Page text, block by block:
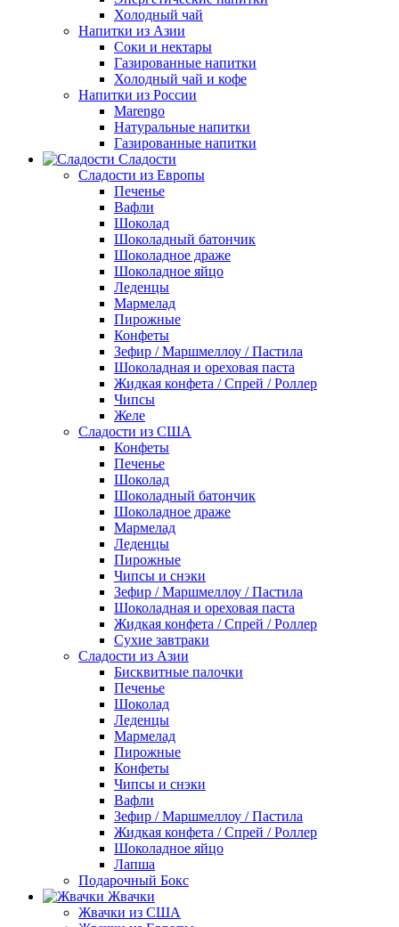
Холодный чай
Напитки из Азии
Соки и нектары
Газированные напитки
Холодный чай и кофе
Напитки из России
Marengo
Натуральные напитки
Газированные напитки
Сладости
Сладости из Европы
Печенье
Вафли
Шоколад
Шоколадный батончик
Шоколадное драже
Шоколадное яйцо
Леденцы
Мармелад
Пирожные
Конфеты
Зефир / Маршмеллоу / Пастила
Шоколадная и ореховая паста
Жидкая конфета / Спрей / Роллер
Чипсы
Желе
Сладости из США
Конфеты
Печенье
Шоколад
Шоколадный батончик
Шоколадное драже
Мармелад
Леденцы
Пирожные
Чипсы и снэки
Зефир / Маршмеллоу / Пастила
Шоколадная и ореховая паста
Жидкая конфета / Спрей / Роллер
Сухие завтраки
Сладости из Азии
Бисквитные палочки
Печенье
Шоколад
Леденцы
Мармелад
Пирожные
Конфеты
Чипсы и снэки
Вафли
Зефир / Маршмеллоу / Пастила
Жидкая конфета / Спрей / Роллер
Шоколадное яйцо
Лапша
Подарочный Бокс
Жвачки
Жвачки из США